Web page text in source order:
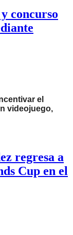
concurso
el
videojuego,
regresa a
Cup en el